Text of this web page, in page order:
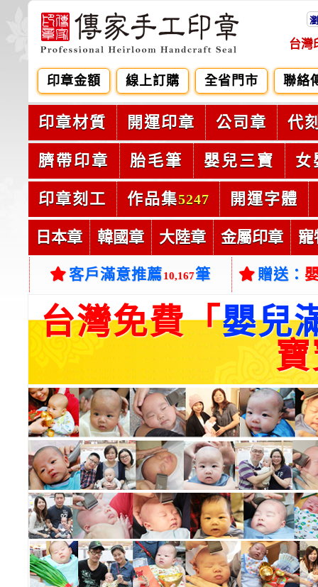
台灣
印章金額 線上訂購 全省門市 聯絡
印章材質 開運印章 公司章 代
臍帶印章 胎毛筆 嬰兒三寶 女
印章刻工 作品集5247 開運字體
日本章 韓國章 大陸章 金屬印章 寵
客戶滿意推薦10,167筆 贈送：
台灣免費「嬰兒